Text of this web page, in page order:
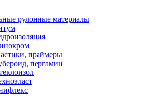
рулонные материалы
праймеры
пергамин